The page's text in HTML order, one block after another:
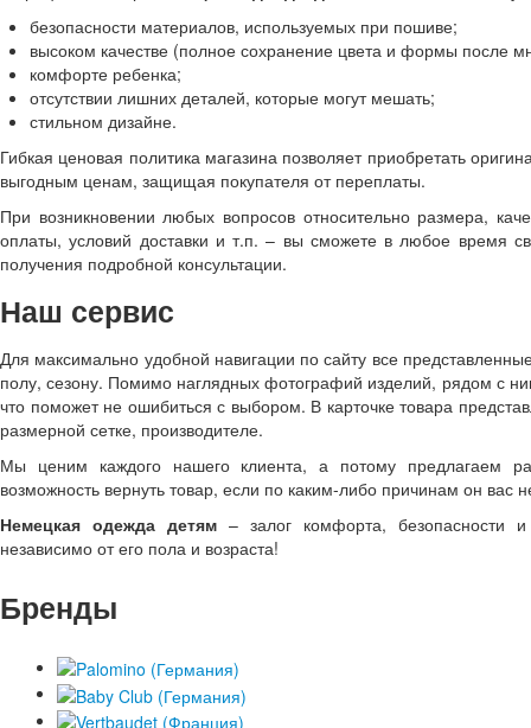
безопасности материалов, используемых при пошиве;
высоком качестве (полное сохранение цвета и формы после
комфорте ребенка;
отсутствии лишних деталей, которые могут мешать;
стильном дизайне.
Гибкая ценовая политика магазина позволяет приобретать
выгодным ценам, защищая покупателя от переплаты.
При возникновении любых вопросов относительно размера,
оплаты, условий доставки и т.п. – вы сможете в любое время
получения подробной консультации.
Наш сервис
Для максимально удобной навигации по сайту все
полу, сезону. Помимо наглядных фотографий изделий, рядом с
что поможет не ошибиться с выбором. В карточке товара
размерной сетке, производителе.
Мы ценим каждого нашего клиента, а потому предлагаем
возможность вернуть товар, если по каким-либо причинам он вас
Немецкая одежда детям – залог комфорта, безопасности
независимо от его пола и возраста!
Бренды